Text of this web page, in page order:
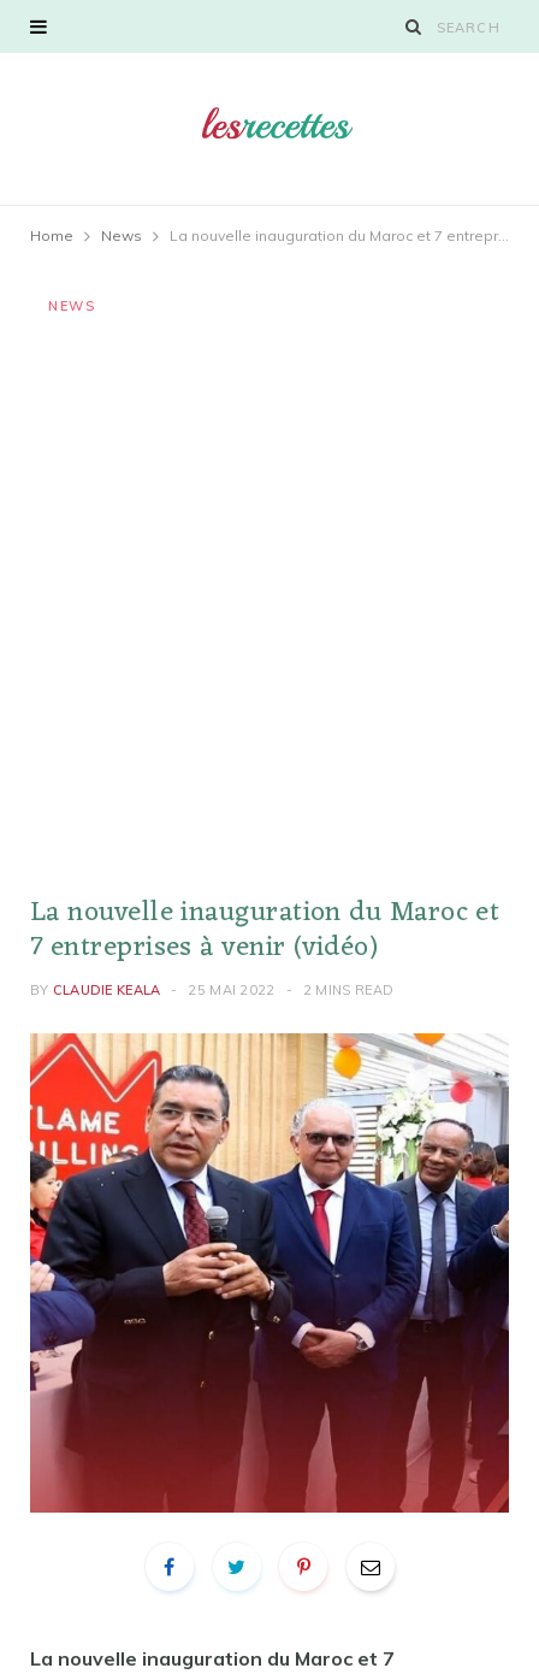
Home News La nouvelle inauguration du Maroc et 7 entreprises à venir (vidéo)
NEWS
La nouvelle inauguration du Maroc et
7 entreprises à venir (vidéo)
BY CLAUDIE KEALA 25 MAI 2022 2 MINS READ
La nouvelle inauguration du Maroc et 7